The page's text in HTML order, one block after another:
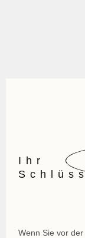
Ihr
Wenn Sie vor